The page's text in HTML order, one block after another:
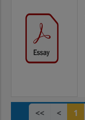
<< < 1